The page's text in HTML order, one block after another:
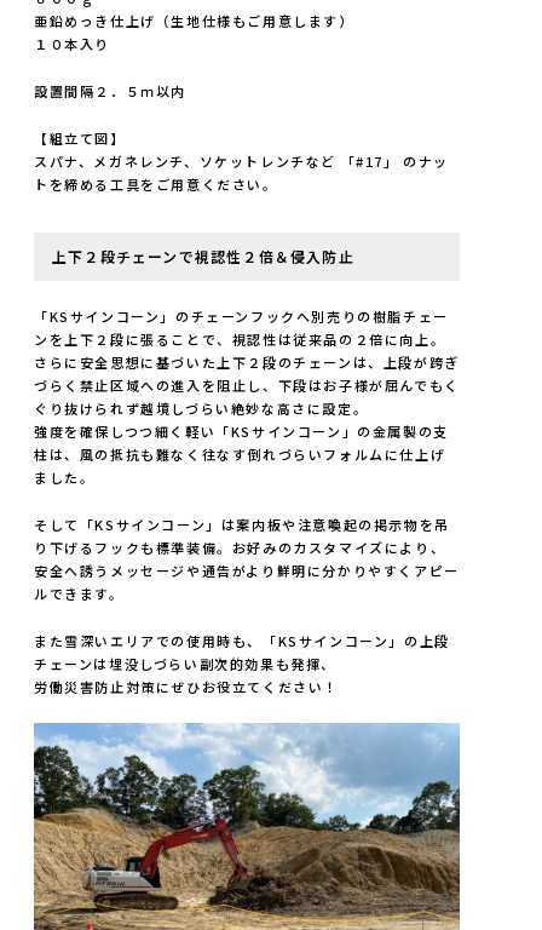
亜鉛めっき仕上げ（生地仕様もご用意します）
１０本入り
設置間隔２．５ｍ以内
【組立て図】
スパナ、メガネレンチ、ソケットレンチなど 「#17」 のナッ
トを締める工具をご用意ください。
上下２段チェーンで視認性２倍＆侵入防止
「KSサインコーン」のチェーンフックへ別売りの樹脂チェー
ンを上下２段に張ることで、視認性は従来品の２倍に向上。
さらに安全思想に基づいた上下２段のチェーンは、上段が跨ぎ
づらく禁止区域への進入を阻止し、下段はお子様が屈んでもく
ぐり抜けられず越境しづらい絶妙な高さに設定。
強度を確保しつつ細く軽い「KSサインコーン」の金属製の支
柱は、風の抵抗も難なく往なす倒れづらいフォルムに仕上げ
ました。
そして「KSサインコーン」は案内板や注意喚起の掲示物を吊
り下げるフックも標準装備。お好みのカスタマイズにより、
安全へ誘うメッセージや通告がより鮮明に分かりやすくアピー
ルできます。
また雪深いエリアでの使用時も、「KSサインコーン」の上段
チェーンは埋没しづらい副次的効果も発揮、
労働災害防止対策にぜひお役立てください！